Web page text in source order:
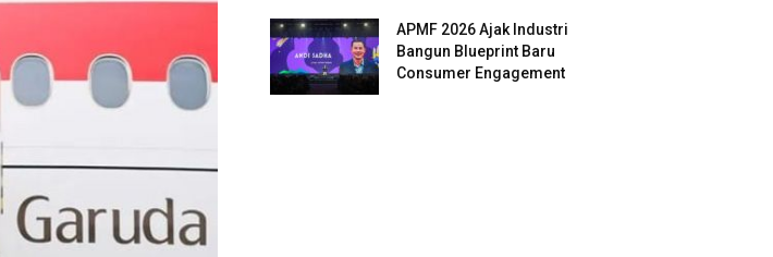
APMF 2026 Ajak Industri
Bangun Blueprint Baru
Consumer Engagement